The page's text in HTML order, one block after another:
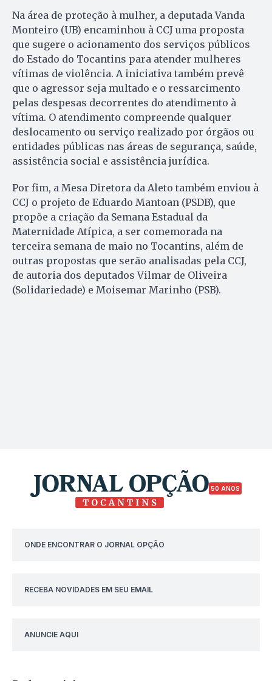
Na área de proteção à mulher, a deputada Vanda
Monteiro (UB) encaminhou à CCJ uma proposta
que sugere o acionamento dos serviços públicos
do Estado do Tocantins para atender mulheres
vítimas de violência. A iniciativa também prevê
que o agressor seja multado e o ressarcimento
pelas despesas decorrentes do atendimento à
vítima. O atendimento compreende qualquer
deslocamento ou serviço realizado por órgãos ou
entidades públicas nas áreas de segurança, saúde,
assistência social e assistência jurídica.
Por fim, a Mesa Diretora da Aleto também enviou à
CCJ o projeto de Eduardo Mantoan (PSDB), que
propõe a criação da Semana Estadual da
Maternidade Atípica, a ser comemorada na
terceira semana de maio no Tocantins, além de
outras propostas que serão analisadas pela CCJ,
de autoria dos deputados Vilmar de Oliveira
(Solidariedade) e Moisemar Marinho (PSB).
50 ANOS
ONDE ENCONTRAR O JORNAL OPÇÃO
RECEBA NOVIDADES EM SEU EMAIL
ANUNCIE AQUI